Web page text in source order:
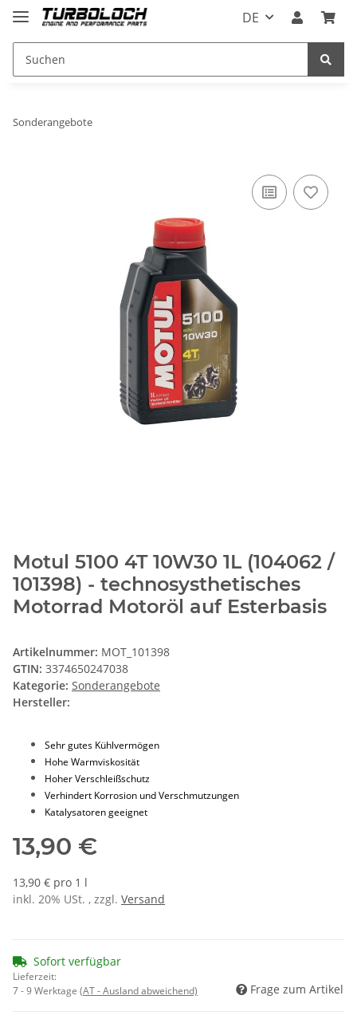
DE
Sonderangebote
Motul 5100 4T 10W30 1L (104062 /
101398) - technosysthetisches
Motorrad Motoröl auf Esterbasis
Artikelnummer: MOT_101398
GTIN: 3374650247038
Kategorie: Sonderangebote
Hersteller:
Sehr gutes Kühlvermögen
Hohe Warmviskosität
Hoher Verschleißschutz
Verhindert Korrosion und Verschmutzungen
Katalysatoren geeignet
13,90 €
13,90 € pro 1 l
inkl. 20% USt. , zzgl. Versand
Sofort verfügbar
Lieferzeit:
7 - 9 Werktage (AT - Ausland abweichend) Frage zum Artikel